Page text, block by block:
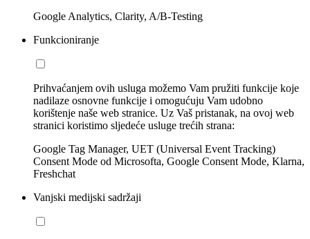
Google Analytics, Clarity, A/B-Testing
Funkcioniranje
Prihvaćanjem ovih usluga možemo Vam pružiti funkcije koje
nadilaze osnovne funkcije i omogućuju Vam udobno
korištenje naše web stranice. Uz Vaš pristanak, na ovoj web
stranici koristimo sljedeće usluge trećih strana:
Google Tag Manager, UET (Universal Event Tracking)
Consent Mode od Microsofta, Google Consent Mode, Klarna,
Freshchat
Vanjski medijski sadržaji